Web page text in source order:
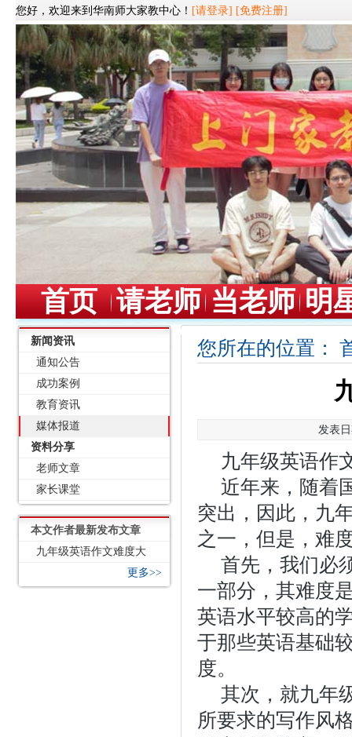
您好，欢迎来到华南师大家教中心！ [请登录] [免费注册]
首页 请老师 当老师 明
新闻资讯
通知公告
成功案例
教育资讯
媒体报道
资料分享
老师文章
家长课堂
本文作者最新发布文章
九年级英语作文难度大
更多>>
您所在的位置：
发表
九年级英语作
近年来，随着
突出，因此，九
之一，但是，难
首先，我们必
一部分，其难度
英语水平较高的
于那些英语基础
度。
其次，就九年
所要求的写作风